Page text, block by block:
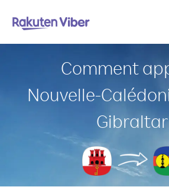
Comment
Nouvelle-
Gibraltar